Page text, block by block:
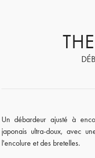
Un débardeur ajusté à
japonais ultra-doux, avec
l'encolure et des bretelles.